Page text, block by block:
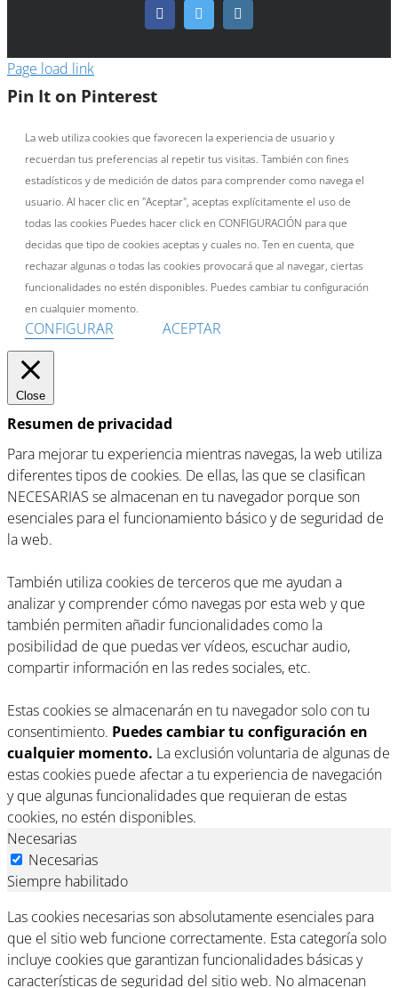
FacebookTwitter
Page load link
Pin It on Pinterest
La web utiliza cookies que favorecen la experiencia de usuario y
recuerdan tus preferencias al repetir tus visitas. También con fines
estadísticos y de medición de datos para comprender como navega el
usuario. Al hacer clic en "Aceptar", aceptas explícitamente el uso de
todas las cookies Puedes hacer click en CONFIGURACIÓN para que
decidas que tipo de cookies aceptas y cuales no. Ten en cuenta, que
rechazar algunas o todas las cookies provocará que al navegar, ciertas
funcionalidades no estén disponibles. Puedes cambiar tu configuración
en cualquier momento.
CONFIGURAR ACEPTAR
Close
Resumen de privacidad
Para mejorar tu experiencia mientras navegas, la web utiliza
diferentes tipos de cookies. De ellas, las que se clasifican
NECESARIAS se almacenan en tu navegador porque son
esenciales para el funcionamiento básico y de seguridad de
la web.
También utiliza cookies de terceros que me ayudan a
analizar y comprender cómo navegas por esta web y que
también permiten añadir funcionalidades como la
posibilidad de que puedas ver vídeos, escuchar audio,
compartir información en las redes sociales, etc.
Estas cookies se almacenarán en tu navegador solo con tu
consentimiento. Puedes cambiar tu configuración en
cualquier momento. La exclusión voluntaria de algunas de
estas cookies puede afectar a tu experiencia de navegación
y que algunas funcionalidades que requieran de estas
cookies, no estén disponibles.
Necesarias
Necesarias
Siempre habilitado
Las cookies necesarias son absolutamente esenciales para
que el sitio web funcione correctamente. Esta categoría solo
incluye cookies que garantizan funcionalidades básicas y
características de seguridad del sitio web. No almacenan